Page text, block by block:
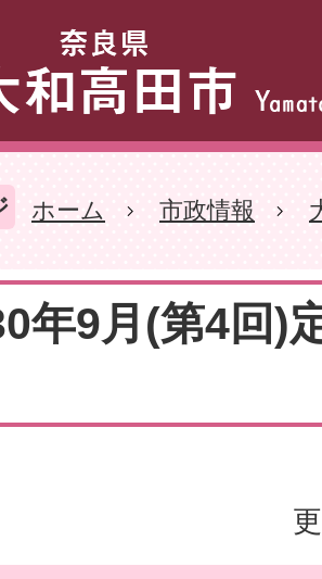
ホーム 市政情報
年9月(第4回)